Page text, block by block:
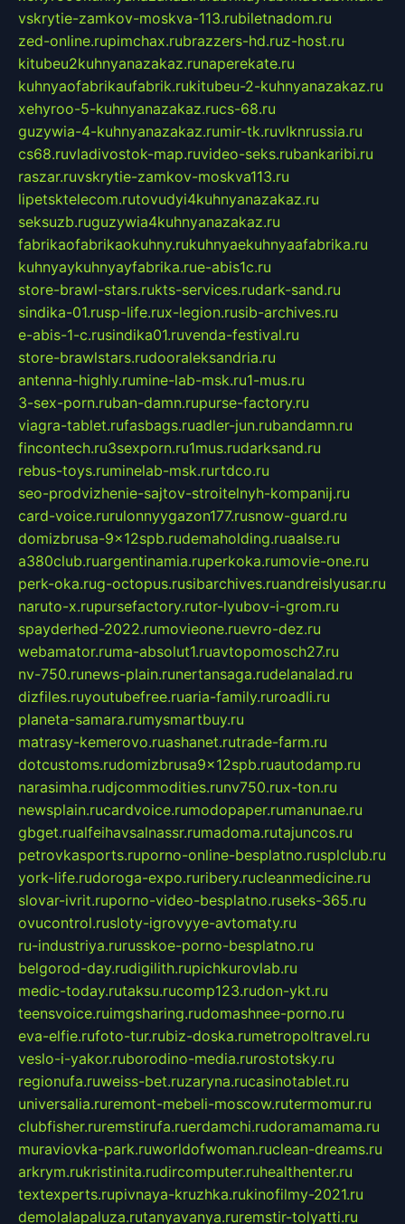
vskrytie-zamkov-moskva-113.rubiletnadom.ru
zed-online.rupimchax.rubrazzers-hd.ruz-host.ru
kitubeu2kuhnyanazakaz.runaperekate.ru
kuhnyaofabrikaufabrik.rukitubeu-2-kuhnyanazakaz.ru
xehyroo-5-kuhnyanazakaz.rucs-68.ru
guzywia-4-kuhnyanazakaz.rumir-tk.ruvlknrussia.ru
cs68.ruvladivostok-map.ruvideo-seks.rubankaribi.ru
raszar.ruvskrytie-zamkov-moskva113.ru
lipetsktelecom.rutovudyi4kuhnyanazakaz.ru
seksuzb.ruguzywia4kuhnyanazakaz.ru
fabrikaofabrikaokuhny.rukuhnyaekuhnyaafabrika.ru
kuhnyaykuhnyayfabrika.rue-abis1c.ru
store-brawl-stars.rukts-services.rudark-sand.ru
sindika-01.rusp-life.rux-legion.rusib-archives.ru
e-abis-1-c.rusindika01.ruvenda-festival.ru
store-brawlstars.rudooraleksandria.ru
antenna-highly.rumine-lab-msk.ru1-mus.ru
3-sex-porn.ruban-damn.rupurse-factory.ru
viagra-tablet.rufasbags.ruadler-jun.rubandamn.ru
fincontech.ru3sexporn.ru1mus.rudarksand.ru
rebus-toys.ruminelab-msk.rurtdco.ru
seo-prodvizhenie-sajtov-stroitelnyh-kompanij.ru
card-voice.rurulonnyygazon177.rusnow-guard.ru
domizbrusa-9x12spb.rudemaholding.ruaalse.ru
a380club.ruargentinamia.ruperkoka.rumovie-one.ru
perk-oka.rug-octopus.rusibarchives.ruandreislyusar.ru
naruto-x.rupursefactory.rutor-lyubov-i-grom.ru
spayderhed-2022.rumovieone.ruevro-dez.ru
webamator.ruma-absolut1.ruavtopomosch27.ru
nv-750.runews-plain.runertansaga.rudelanalad.ru
dizfiles.ruyoutubefree.ruaria-family.ruroadli.ru
planeta-samara.rumysmartbuy.ru
matrasy-kemerovo.ruashanet.rutrade-farm.ru
dotcustoms.rudomizbrusa9x12spb.ruautodamp.ru
narasimha.rudjcommodities.runv750.rux-ton.ru
newsplain.rucardvoice.rumodopaper.rumanunae.ru
gbget.rualfeihavsalnassr.rumadoma.rutajuncos.ru
petrovkasports.ruporno-online-besplatno.rusplclub.ru
york-life.rudoroga-expo.ruribery.rucleanmedicine.ru
slovar-ivrit.ruporno-video-besplatno.ruseks-365.ru
ovucontrol.rusloty-igrovyye-avtomaty.ru
ru-industriya.rurusskoe-porno-besplatno.ru
belgorod-day.rudigilith.rupichkurovlab.ru
medic-today.rutaksu.rucomp123.rudon-ykt.ru
teensvoice.ruimgsharing.rudomashnee-porno.ru
eva-elfie.rufoto-tur.rubiz-doska.rumetropoltravel.ru
veslo-i-yakor.ruborodino-media.rurostotsky.ru
regionufa.ruweiss-bet.ruzaryna.rucasinotablet.ru
universalia.ruremont-mebeli-moscow.rutermomur.ru
clubfisher.ruremstirufa.ruerdamchi.rudoramamama.ru
muraviovka-park.ruworldofwoman.ruclean-dreams.ru
arkrym.rukristinita.rudircomputer.ruhealthenter.ru
textexperts.rupivnaya-kruzhka.rukinofilmy-2021.ru
demolalapaluza.rutanyavanya.ruremstir-tolyatti.ru